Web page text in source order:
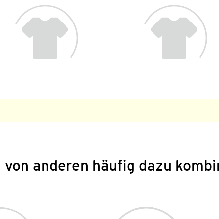
von anderen häufig dazu